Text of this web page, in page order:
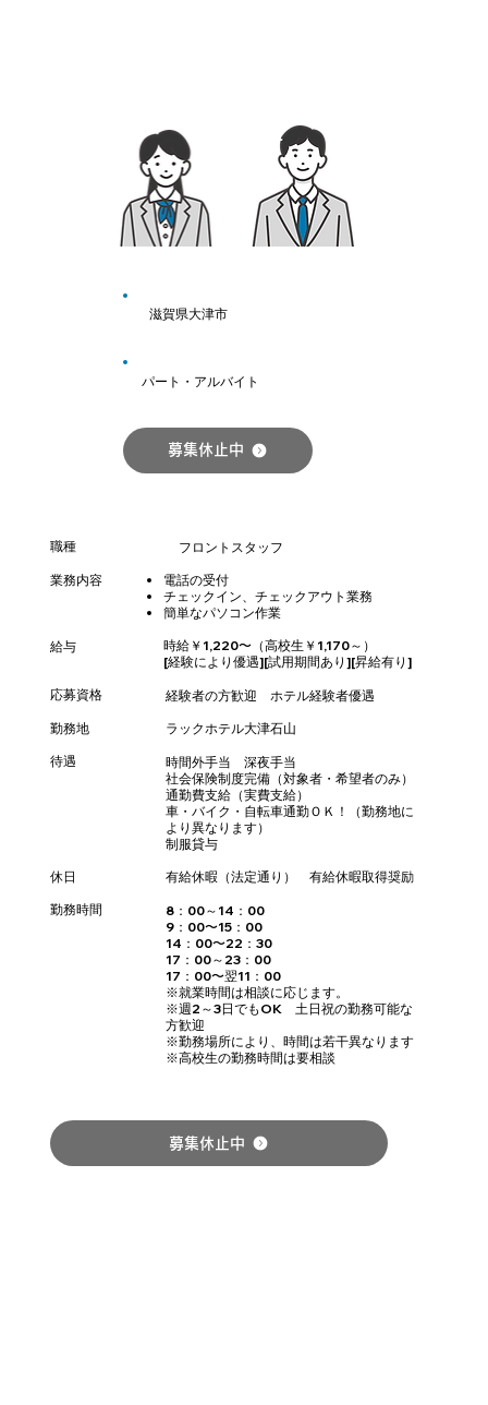
滋賀県大津市
パート・アルバイト
募集休止中
職種
フロントスタッフ
業務内容
電話の受付
チェックイン、チェックアウト業務 ​
簡単なパソコン作業
給与
時給￥1,220〜（高校生￥1,170～）
[経験により優遇][試用期間あり][昇給有り]
応募資格
経験者の方歓迎 ホテル経験者優遇
​勤務地
ラックホテル大津石山
待遇
時間外手当 深夜手当
社会保険制度完備（対象者・希望者のみ）
通勤費支給（実費支給）
車・バイク・自転車通勤ＯＫ！（勤務地に
より異なります）
制服貸与
休日
有給休暇（法定通り） 有給休暇取得奨励
勤務時間
8：00～14：00
9：00〜15：00
14：00〜22：30
17：00～23：00
17：00〜翌11：00
※就業時間は相談に応じます。
※週2～3日でもOK 土日祝の勤務可能な
方歓迎
※勤務場所により、時間は若干異なります
​※高校生の勤務時間は要相談
募集休止中